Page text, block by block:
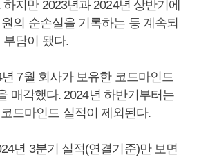
지만 2023년과 2024년 상반기에
의 순손실을 기록하는 등 계속되
부담이 됐다.
7월 회사가 보유한 코드마인드
매각했다. 2024년 하반기부터는
드마인드 실적이 제외된다.
년 3분기 실적(연결기준)만 보면